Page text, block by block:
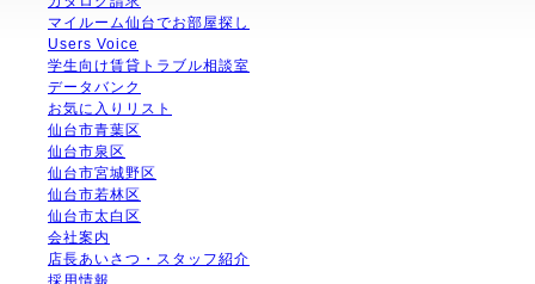
マイルーム仙台でお部屋探し
Users Voice
学生向け賃貸トラブル相談室
データバンク
お気に入りリスト
仙台市青葉区
仙台市泉区
仙台市宮城野区
仙台市若林区
仙台市太白区
会社案内
店長あいさつ・スタッフ紹介
採用情報